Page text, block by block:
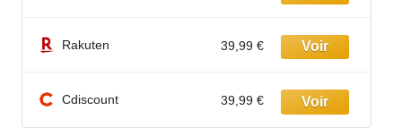
Boulanger.com 18,50 €